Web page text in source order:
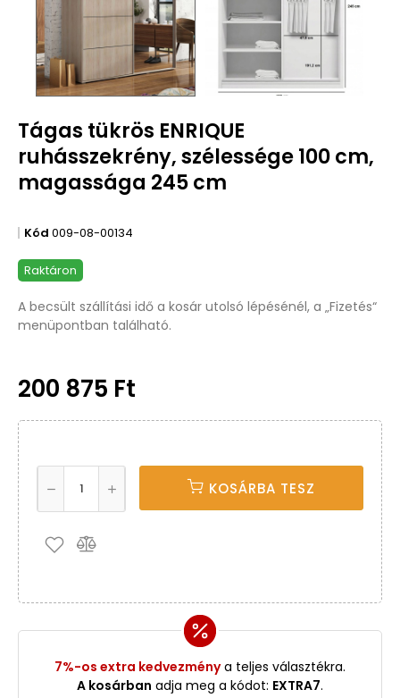
Tágas tükrös ENRIQUE
ruhásszekrény, szélessége 100 cm,
magassága 245 cm
Kód 009-08-00134
Raktáron
A becsült szállítási idő a kosár utolsó lépésénél, a „Fizetés“
menüpontban található.
200 875 Ft
KOSÁRBA TESZ
7%-os extra kedvezménya teljes választékra.
A kosárban adja meg a kódot: EXTRA7.